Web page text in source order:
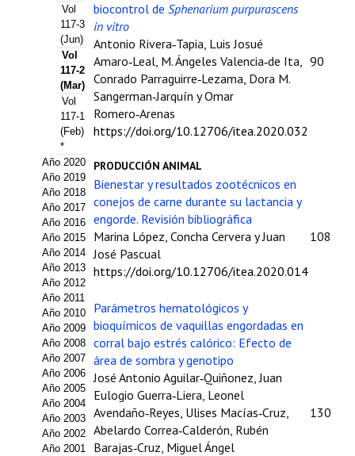
REVISTA ITEA
Presentación ITEA
Equipo Editorial
Leer revista ITEA
Directrices para autores/as
Políticas Editoriales
Propuesta Volumen Especial
Sello Calidad FECYT
Premio Prensa Agraria
Buscador de Artículos
JORNADAS AIDA
Presentación Jornadas
Comunicaciones
Jornadas PAM 2026
Vol
117-3
(Jun)
Vol
117-2
(Mar)
Vol
117-1
(Feb)
*
Año 2020
Año 2019
Año 2018
Año 2017
Año 2016
Año 2015
Año 2014
Año 2013
Año 2012
Año 2011
Año 2010
Año 2009
Año 2008
Año 2007
Año 2006
Año 2005
Año 2004
Año 2003
Año 2002
Año 2001
biocontrol de Sphenarium purpurascens
in vitro
Antonio Rivera‑Tapia, Luis Josué
Amaro‑Leal, M. Ángeles Valencia‑de Ita,
Conrado Parraguirre‑Lezama, Dora M.
Sangerman‑Jarquín y Omar
Romero‑Arenas
https://doi.org/10.12706/itea.2020.032
90
PRODUCCIÓN ANIMAL
Bienestar y resultados zootécnicos en
conejos de carne durante su lactancia y
engorde. Revisión bibliográfica
Marina López, Concha Cervera y Juan
José Pascual
https://doi.org/10.12706/itea.2020.014
108
Parámetros hematológicos y
bioquímicos de vaquillas engordadas en
corral bajo estrés calórico: Efecto de
área de sombra y genotipo
José Antonio Aguilar‑Quiñonez, Juan
Eulogio Guerra‑Liera, Leonel
Avendaño‑Reyes, Ulises Macías‑Cruz,
Abelardo Correa‑Calderón, Rubén
Barajas‑Cruz, Miguel Ángel
130